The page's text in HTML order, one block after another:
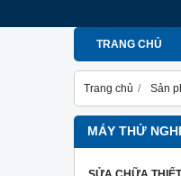
TRANG CHỦ
Trang chủ Sản
MÁY THỬ